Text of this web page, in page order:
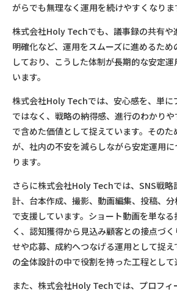
がらでも無理なく運用を続けやすくなりま
株式会社Holy Techでも、議事録の共有や
明確化など、運用をスムーズに進めるた
しており、こうした体制が長期的な安定
います。
株式会社Holy Techでは、安心感を、単に
ではなく、戦略の納得感、進行のわかり
で含めた価値として捉えています。その
が、社内の不安を減らしながら安定運用
ります。
さらに株式会社Holy Techでは、SNS戦略
計、台本作成、撮影、動画編集、投稿、
で支援しています。ショート動画を単な
く、認知獲得から見込み顧客との接点づ
せや応募、成約へつなげる運用として捉
の全体設計の中で役割を持った工程として
また、株式会社Holy Techでは、プロフィ